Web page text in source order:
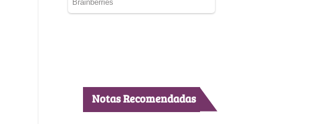
Notas Recomendadas